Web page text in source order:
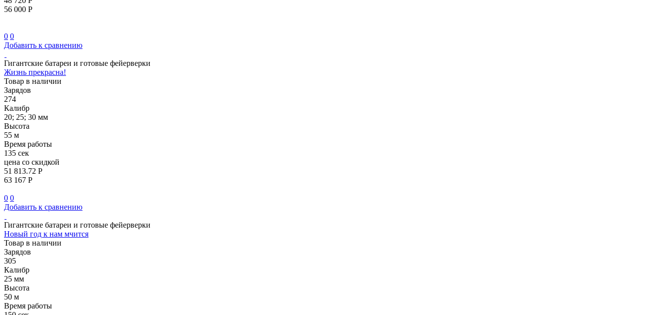
56 000 Р
0 0
Добавить к сравнению
Гигантские батареи и готовые фейерверки
Жизнь прекрасна!
Товар в наличии
Зарядов
274
Калибр
20; 25; 30 мм
Высота
55 м
Время работы
135 сек
цена со скидкой
51 813.72 Р
63 167 Р
0 0
Добавить к сравнению
Гигантские батареи и готовые фейерверки
Новый год к нам мчится
Товар в наличии
Зарядов
305
Калибр
25 мм
Высота
50 м
Время работы